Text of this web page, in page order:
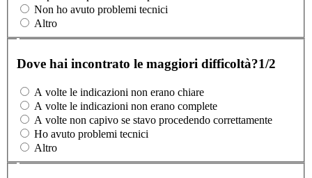
Non ho avuto problemi tecnici
Altro
Dove hai incontrato le maggiori difficoltà?1/2
A volte le indicazioni non erano chiare
A volte le indicazioni non erano complete
A volte non capivo se stavo procedendo correttamente
Ho avuto problemi tecnici
Altro